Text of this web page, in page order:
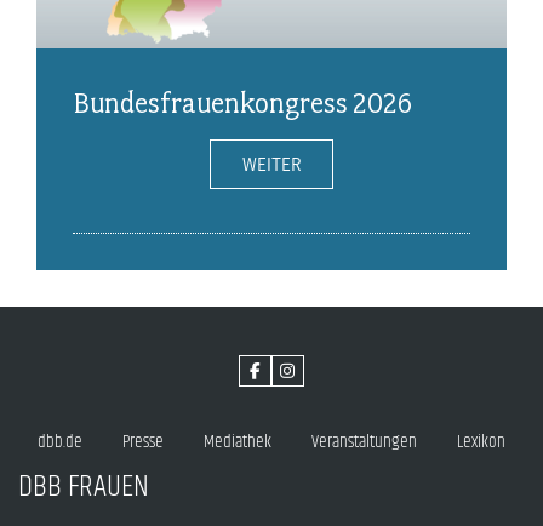
Bundesfrauenkongress 2026
WEITER
dbb.de Presse Mediathek Veranstaltungen Lexikon
DBB FRAUEN